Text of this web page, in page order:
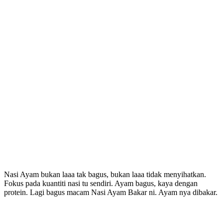
Nasi Ayam bukan laaa tak bagus, bukan laaa tidak menyihatkan.
Fokus pada kuantiti nasi tu sendiri. Ayam bagus, kaya dengan
protein. Lagi bagus macam Nasi Ayam Bakar ni. Ayam nya dibakar.